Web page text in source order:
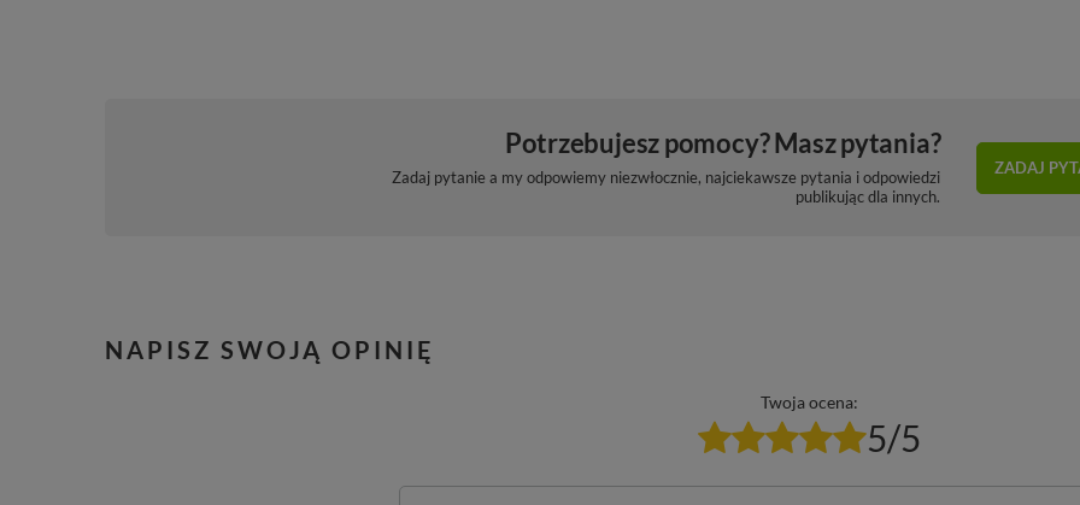
Potrzebujesz pomocy? Masz pytania?
Zadaj pytanie a my odpowiemy niezwłocznie, najciekawsze pytania i odpowiedzi
publikując dla innych.
ZADAJ
NAPISZ SWOJĄ OPINIĘ
Twoja ocena:
5/5